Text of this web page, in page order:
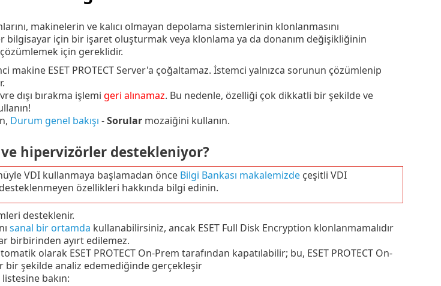
makinelerin ve kalıcı olmayan depolama sistemlerinin klonlanmasını
bilgisayar için bir işaret oluşturmak veya klonlama ya da donanım değişikliğinin
çözümlemek için gereklidir.
makine ESET PROTECT Server'a çoğaltamaz. İstemci yalnızca sorunun çözümlenip
dışı bırakma işlemi geri alınamaz. Bu nedenle, özelliği çok dikkatli bir şekilde ve
Durum genel bakışı -Sorularmozaiğini kullanın.
hipervizörler destekleniyor?
VDI kullanmaya başlamadan önce Bilgi Bankası makalemizdeçeşitli VDI
özellikleri hakkında bilgi edinin.
desteklenir.
sanal bir ortamda kullanabilirsiniz, ancak ESET Full Disk Encryption klonlanmamalıdır
birbirinden ayırt edilemez.
olarak ESET PROTECT On-Prem tarafından kapatılabilir; bu, ESET PROTECT On-
bir şekilde analiz edemediğinde gerçekleşir
bakın: